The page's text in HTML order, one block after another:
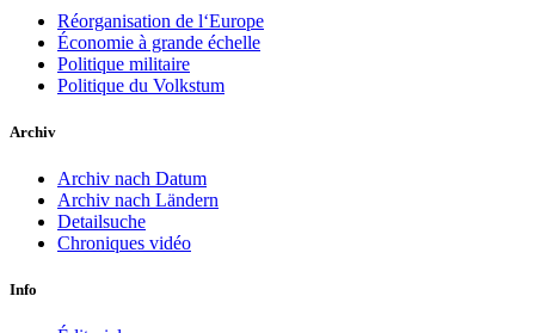
Réorganisation de l‘Europe
Économie à grande échelle
Politique militaire
Politique du Volkstum
Archiv
Archiv nach Datum
Archiv nach Ländern
Detailsuche
Chroniques vidéo
Info